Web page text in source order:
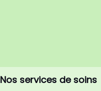
Nos services de soins